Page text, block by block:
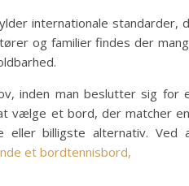
internationale standarder,
og familier findes der
inden man beslutter sig for
vælge et bord, der matcher
billigste alternativ. Ved
et bordtennisbord,